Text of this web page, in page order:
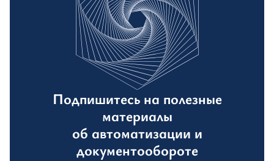
Подпишитесь на полезные
материалы
об автоматизации и
документообороте